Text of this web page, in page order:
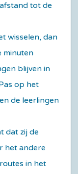
tot de
wisselen, dan
minuten
blijven in
op het
de leerlingen
dat zij de
het andere
in het